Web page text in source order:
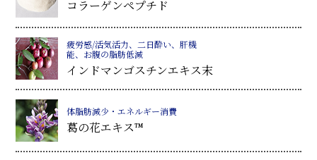
コラーゲンペプチド
疲労感/活気活力、二日酔い、肝機
能、お腹の脂肪低減
インドマンゴスチンエキス末
体脂肪減少・エネルギー消費
葛の花エキス™